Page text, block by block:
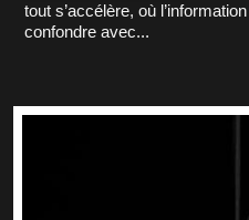
tout s’accélère, où
confondre avec...